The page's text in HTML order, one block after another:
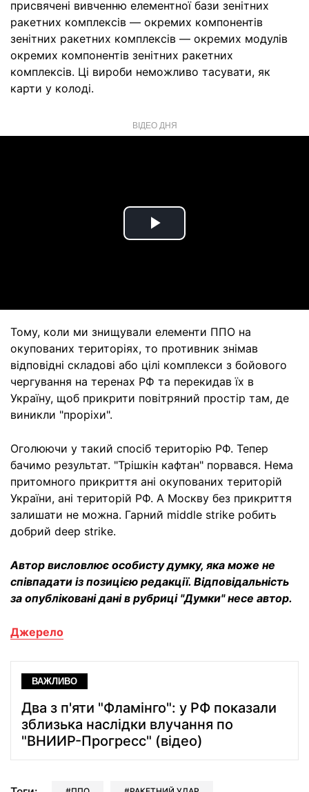
присвячені вивченню елементної бази зенітних
ракетних комплексів — окремих компонентів
зенітних ракетних комплексів — окремих модулів
окремих компонентів зенітних ракетних
комплексів. Ці вироби неможливо тасувати, як
карти у колоді.
ВІДЕО ДНЯ
Play
Тому, коли ми знищували елементи ППО на
окупованих територіях, то противник знімав
відповідні складові або цілі комплекси з бойового
чергування на теренах РФ та перекидав їх в
Україну, щоб прикрити повітряний простір там, де
виникли "проріхи".
Оголюючи у такий спосіб територію РФ. Тепер
бачимо результат. "Трішкін кафтан" порвався. Нема
притомного прикриття ані окупованих територій
України, ані територій РФ. А Москву без прикриття
залишати не можна. Гарний middle strike робить
добрий deep strike.
Автор висловлює особисту думку, яка може не
співпадати із позицією редакції. Відповідальність
за опубліковані дані в рубриці "Думки" несе автор.
Джерело
ВАЖЛИВО
Два з п'яти "Фламінго": у РФ показали
зблизька наслідки влучання по
"ВНИИР-Прогресс" (відео)